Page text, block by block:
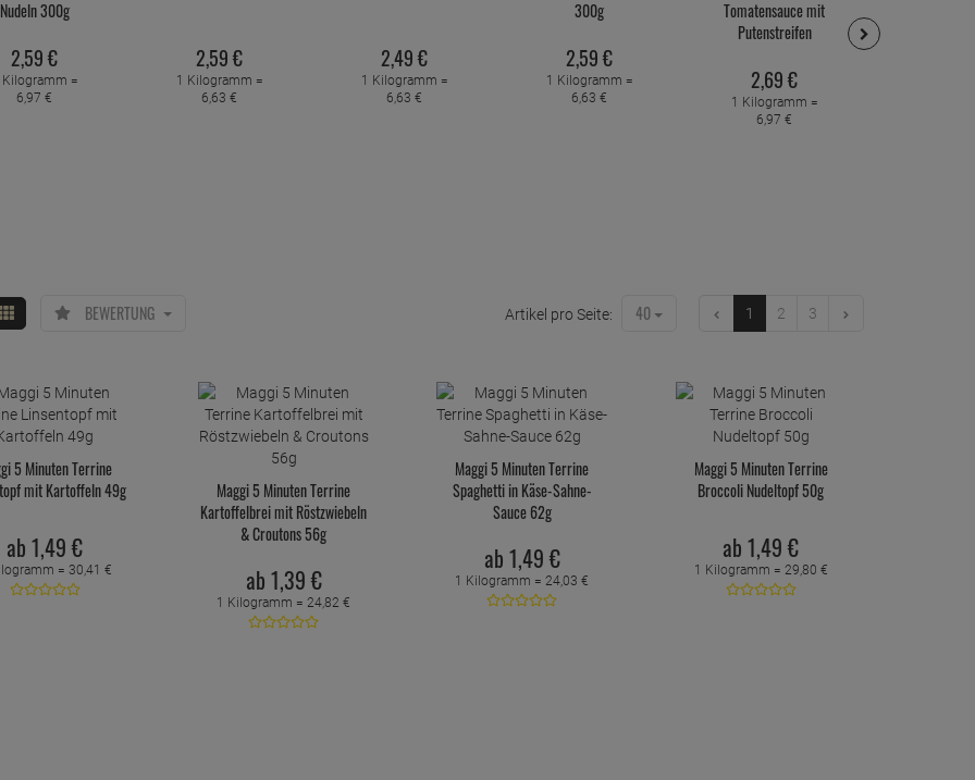
Nudeln 300g
2,59€
Kilogramm =
6,97 €
2,59€
1 Kilogramm =
6,63 €
2,49€
1 Kilogramm =
6,63 €
300g
2,59€
1 Kilogramm =
6,63 €
Tomatensauce mit
Putenstreifen
2,69€
1 Kilogramm =
6,97 €
BEWERTUNG Artikel pro Seite: 40 1 2 3
5 Minuten Terrine
mit Kartoffeln 49g
ab 1,49 €
= 30,41 €
Maggi 5 Minuten Terrine
Kartoffelbrei mit Röstzwiebeln
& Croutons 56g
ab 1,39 €
1 Kilogramm =24,82 €
Maggi 5 Minuten Terrine
Spaghetti in Käse-Sahne-
Sauce 62g
ab 1,49 €
1 Kilogramm =24,03 €
Maggi 5 Minuten Terrine
Broccoli Nudeltopf 50g
ab 1,49 €
1 Kilogramm = 29,80 €